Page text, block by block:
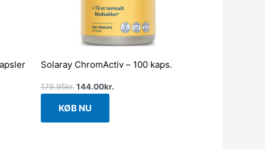
Solaray ChromActiv – 100 kaps.
179.95kr. 144.00kr.
KØB NU